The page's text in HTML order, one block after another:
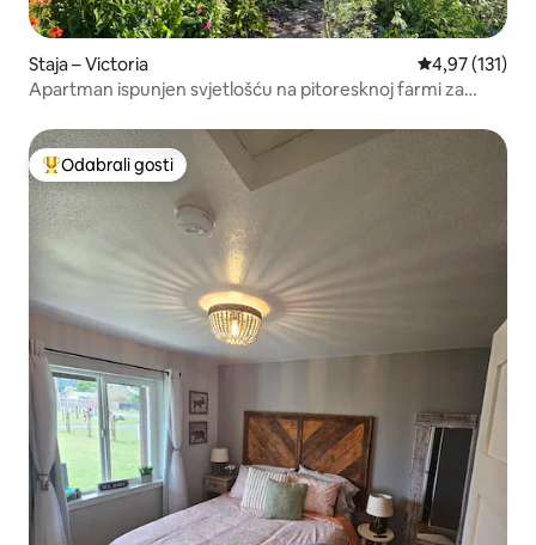
Staja – Victoria Prosječna
4,97 (131)
Apartman ispunjen svjetlošću na pitoresknoj farmi za
Među najviše rangiranima s oznakom „Odabrali gosti”
Odabrali gosti